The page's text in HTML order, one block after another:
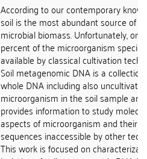
According to our contemporary
soil is the most abundant source of
microbial biomass. Unfortunately,
percent of the microorganism
available by classical cultivation
Soil metagenomic DNA is a
whole DNA including also uncultivated
microorganism in the soil sample and
provides information to study
aspects of microorganism and their
sequences inaccessible by other
This work is focused on